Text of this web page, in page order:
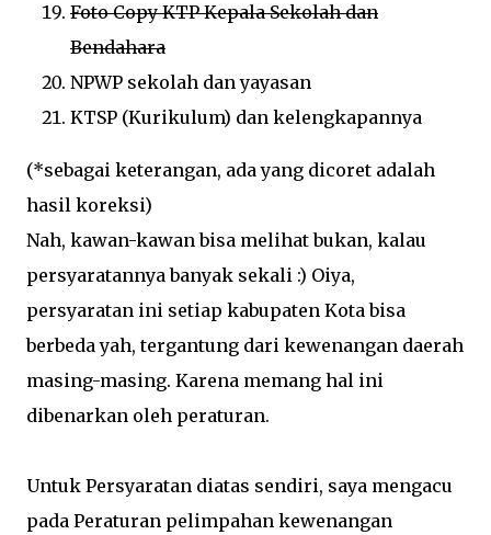
Foto Copy KTP Kepala Sekolah dan
Bendahara
NPWP sekolah dan yayasan
KTSP (Kurikulum) dan kelengkapannya
(*sebagai keterangan, ada yang dicoret adalah
hasil koreksi)
Nah, kawan-kawan bisa melihat bukan, kalau
persyaratannya banyak sekali :) Oiya,
persyaratan ini setiap kabupaten Kota bisa
berbeda yah, tergantung dari kewenangan daerah
masing-masing. Karena memang hal ini
dibenarkan oleh peraturan.
Untuk Persyaratan diatas sendiri, saya mengacu
pada Peraturan pelimpahan kewenangan